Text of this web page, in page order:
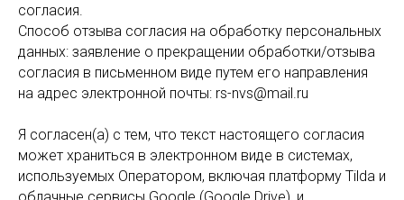
согласия.
Способ отзыва согласия на обработку персональных
данных: заявление о прекращении обработки/отзыва
согласия в письменном виде путем его направления
на адрес электронной почты: rs-nvs@mail.ru
Я согласен(а) с тем, что текст настоящего согласия
может храниться в электронном виде в системах,
используемых Оператором, включая платформу Tilda и